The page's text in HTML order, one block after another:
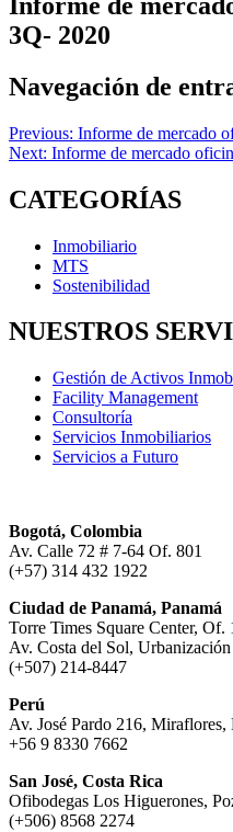
3Q- 2020
Navegación de
Previous: Informe de mercado
Next: Informe de mercado
CATEGORÍAS
Inmobiliario
MTS
Sostenibilidad
NUESTROS
Gestión de Activos
Facility Management
Consultoría
Servicios Inmobiliarios
Servicios a Futuro
Bogotá, Colombia
Av. Calle 72 # 7-64 Of. 801
(+57) 314 432 1922
Ciudad de Panamá, Panamá
Torre Times Square Center, Of.
Av. Costa del Sol,
(+507) 214-8447
Perú
Av. José Pardo 216, Miraflores,
+56 9 8330 7662
San José, Costa Rica
Ofibodegas Los Higuerones,
(+506) 8568 2274